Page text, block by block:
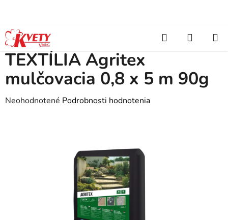
obsah
Hľadať
KOŠÍK
Domov / Záhradkárske potreby Náradie, rukavice, doplnky
TEXTÍLIA Agritex mulčovacia 0,8 x 5 m 90g
TEXTÍLIA Agritex
mulčovacia 0,8 x 5 m 90g
Priemerné
Neohodnotené Podrobnosti hodnotenia